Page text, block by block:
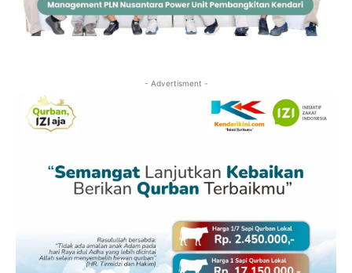
- Advertisment -